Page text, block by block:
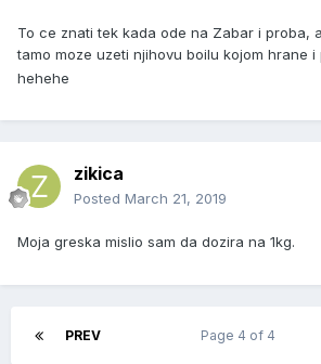
To ce znati tek kada ode na Zabar i proba,
tamo moze uzeti njihovu boilu kojom hrane
hehehe
zikica
Posted March 21, 2019
Moja greska mislio sam da dozira na 1kg.
PREV Page 4 of 4